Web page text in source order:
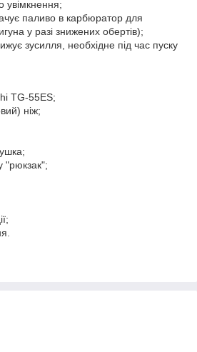
увімкнення;
паливо в карбюратор для
у разі знижених обертів);
зусилля, необхідне під час пуску
TG-55ES;
ніж;
"рюкзак";